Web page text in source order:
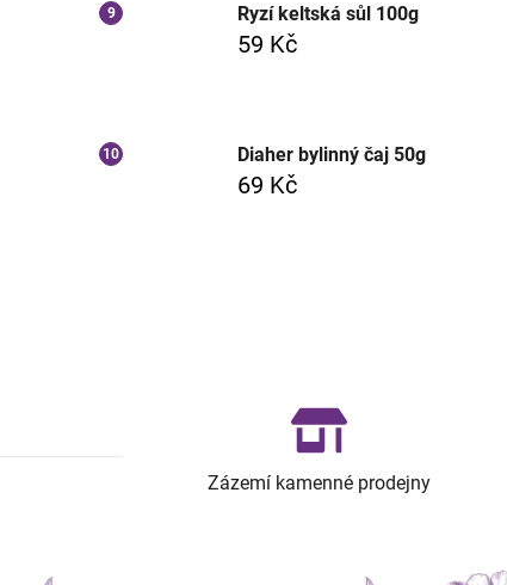
Ryzí keltská sůl 100g
59 Kč
Diaher bylinný čaj 50g
69 Kč
Zázemí kamenné prodejny